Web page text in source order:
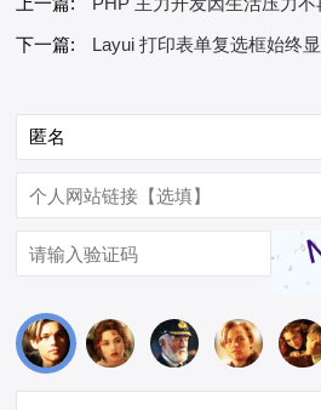
下一篇:
Layui 打印表单复选框始终